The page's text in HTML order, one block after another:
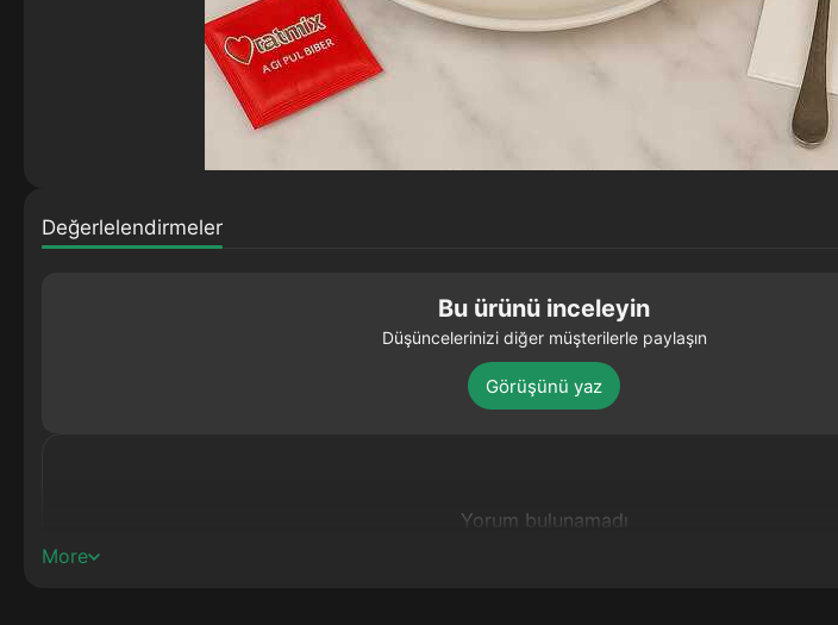
Değerlelendirmeler
Bu ürünü inceleyin
Düşüncelerinizi diğer müşterilerle paylaşın
Görüşünü yaz
Yorum bulunamadı
More